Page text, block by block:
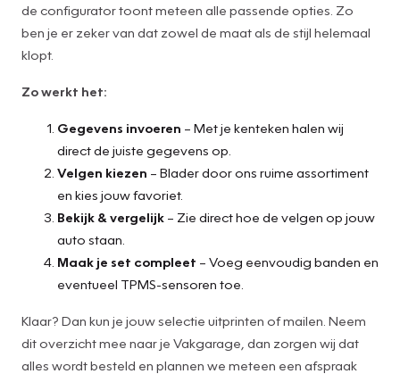
de configurator toont meteen alle passende opties. Zo
ben je er zeker van dat zowel de maat als de stijl helemaal
klopt.
Zo werkt het:
Gegevens invoeren – Met je kenteken halen wij
direct de juiste gegevens op.
Velgen kiezen – Blader door ons ruime assortiment
en kies jouw favoriet.
Bekijk & vergelijk – Zie direct hoe de velgen op jouw
auto staan.
Maak je set compleet – Voeg eenvoudig banden en
eventueel TPMS-sensoren toe.
Klaar? Dan kun je jouw selectie uitprinten of mailen. Neem
dit overzicht mee naar je Vakgarage, dan zorgen wij dat
alles wordt besteld en plannen we meteen een afspraak